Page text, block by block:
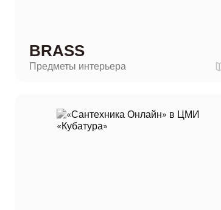
BRASS
Предметы интерьера